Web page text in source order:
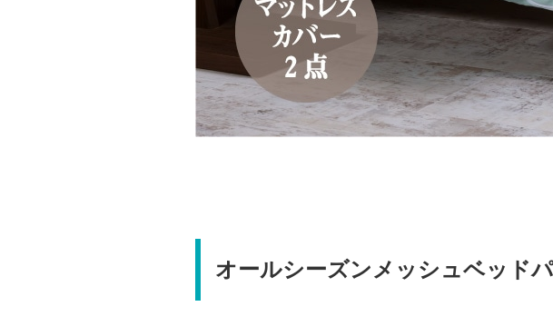
オールシーズンメッシュベッド